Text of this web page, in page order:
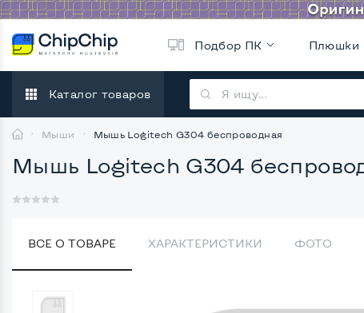
Подбор ПК Плюшки
Каталог товаров
Мыши Мышь Logitech G304 беспроводная
Мышь Logitech G304
ВСЕ О ТОВАРЕ ХАРАКТЕРИСТИКИ ФОТО